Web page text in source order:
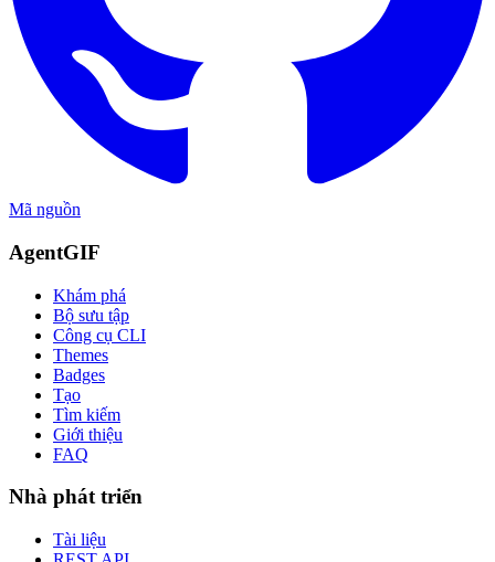
Mã nguồn
AgentGIF
Khám phá
Bộ sưu tập
Công cụ CLI
Themes
Badges
Tạo
Tìm kiếm
Giới thiệu
FAQ
Nhà phát triển
Tài liệu